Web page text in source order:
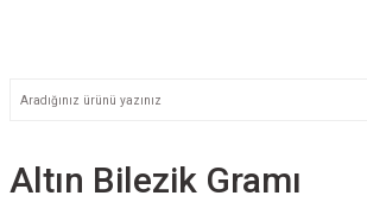
Altın Bilezik Gramı